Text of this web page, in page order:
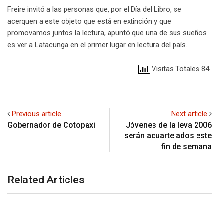
Freire invitó a las personas que, por el Día del Libro, se
acerquen a este objeto que está en extinción y que
promovamos juntos la lectura, apuntó que una de sus sueños
es ver a Latacunga en el primer lugar en lectura del país.
Visitas Totales 84
Previous article
Gobernador de Cotopaxi
Next article
Jóvenes de la leva 2006
serán acuartelados este
fin de semana
Related Articles